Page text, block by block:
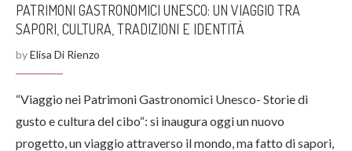
PATRIMONI GASTRONOMICI UNESCO: UN VIAGGIO TRA
SAPORI, CULTURA, TRADIZIONI E IDENTITÀ
byElisa Di Rienzo
“Viaggio nei Patrimoni Gastronomici Unesco- Storie di
gusto e cultura del cibo“: si inaugura oggi un nuovo
progetto, un viaggio attraverso il mondo, ma fatto di sapori,